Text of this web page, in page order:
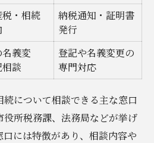
・相続
納税通知・証明書
発行
義変
談
登記や名義変更の
専門対応
について相談できる主な窓口
役所税務課、法務局などが挙げ
には特徴があり、相談内容や